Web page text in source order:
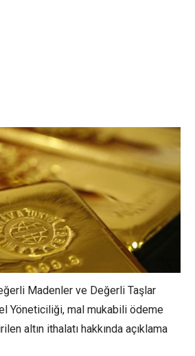
Madenler ve Değerli Taşlar
Yöneticiliği, mal mukabili ödeme
altın ithalatı hakkında açıklama